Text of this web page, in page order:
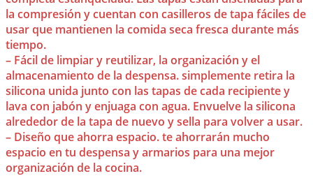
la compresión y cuentan con casilleros de tapa fáciles de
usar que mantienen la comida seca fresca durante más
tiempo.
– Fácil de limpiar y reutilizar, la organización y el
almacenamiento de la despensa. simplemente retira la
silicona unida junto con las tapas de cada recipiente y
lava con jabón y enjuaga con agua. Envuelve la silicona
alrededor de la tapa de nuevo y sella para volver a usar.
– Diseño que ahorra espacio. te ahorrarán mucho
espacio en tu despensa y armarios para una mejor
organización de la cocina.